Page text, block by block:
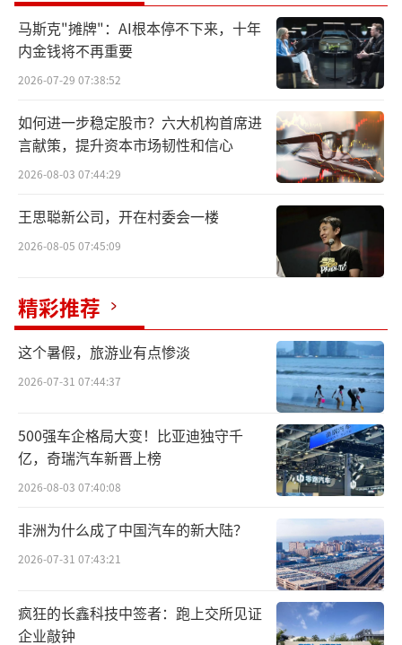
伦敦设计奖与TITAN泰坦创新奖同属国际
奖项协会IAA旗下顶级权威赛事，全球认可度与
专业含金量稳居行业第一梯队。
伦敦设计奖由全球创意平台DRIVEN x DES
IGN主办，是英国设计界标志性大奖，覆盖全球
上百个国家，参赛作品超数万件。评审团由全
球设计总监、行业专家、创意大咖组成，从创
新创意、功能落地、美学表现、用户体验、可
持续价值五大维度严苛评选，铂金奖作为赛事
水准的作品。
美国TITAN创新奖素有创新界奥斯卡美
誉，聚焦技术突破、场景落地与产业引领价
值，评分体系严谨细致，85分以上方可获评铂
金奖，代表工业设计与科技创新的最高等级荣
誉。两大奖项双双认可，足以印证MOVA吸尘器
球顶尖行列。
四款获奖产品各凭硬核技术与匠心设计脱
颖而出，深耕用户真实清洁痛点，以自研专利
技术打破行业固有瓶颈，实现极简美学、全能
马斯克"摊牌"：AI根本停不下来，十年
内金钱将不再重要
2026-07-29 07:38:52
如何进一步稳定股市？六大机构首席进
言献策，提升资本市场韧性和信心
2026-08-03 07:44:29
王思聪新公司，开在村委会一楼
2026-08-05 07:45:09
精彩推荐
这个暑假，旅游业有点惨淡
2026-07-31 07:44:37
500强车企格局大变！比亚迪独守千
亿，奇瑞汽车新晋上榜
2026-08-03 07:40:08
非洲为什么成了中国汽车的新大陆？
2026-07-31 07:43:21
疯狂的长鑫科技中签者：跑上交所见证
企业敲钟